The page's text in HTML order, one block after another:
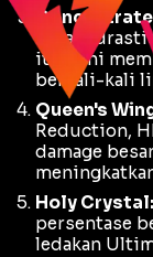
secara
item ini
berkali-kali
Queen's
Reduction,
damage
Holy Crystal:
persentase
ledakan